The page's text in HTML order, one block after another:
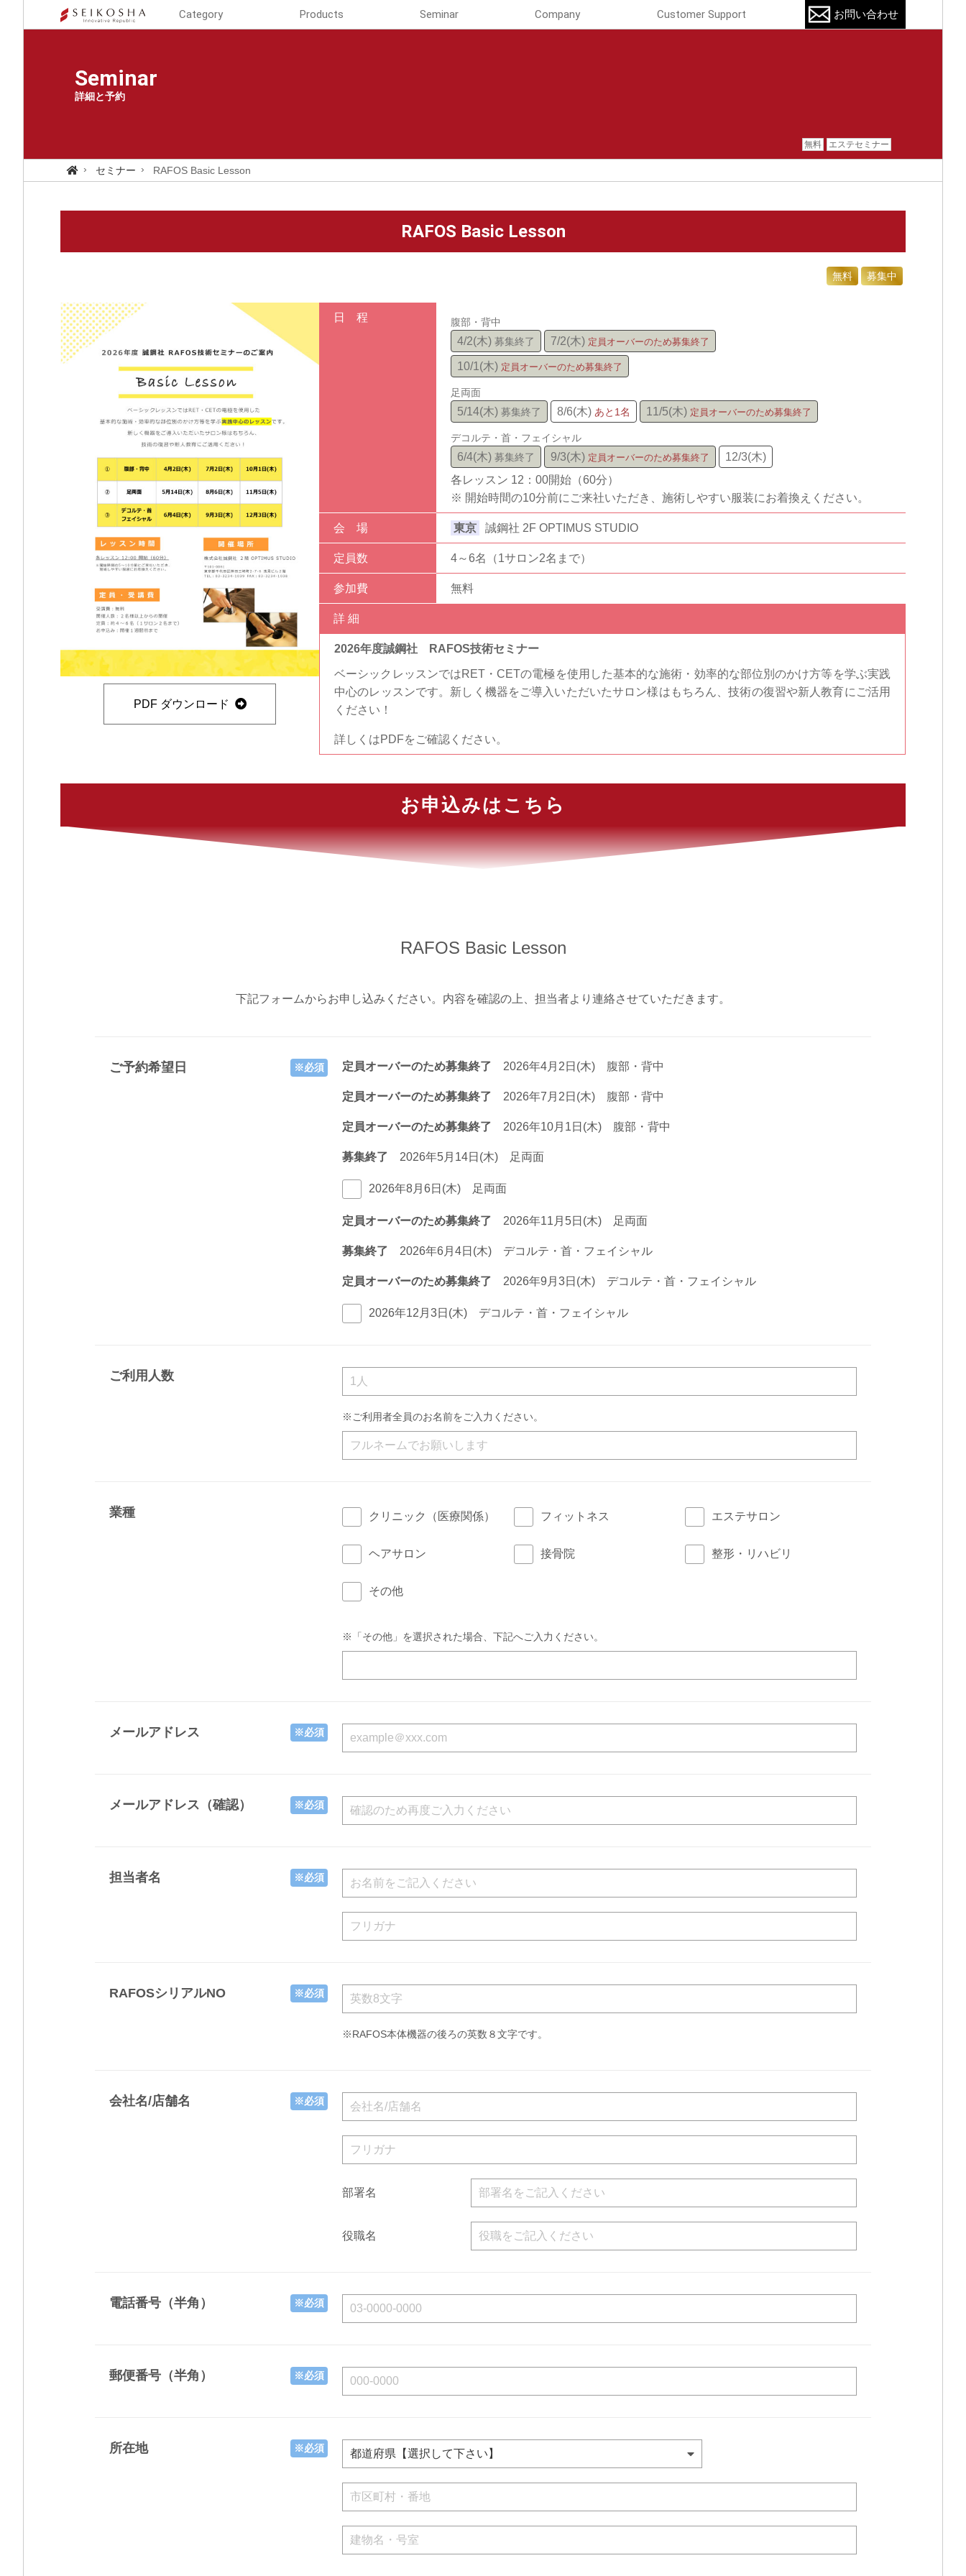
Category Products Seminar Company Customer Support お問い合わせ
Seminar
詳細と予約
無料 エステセミナー
セミナー RAFOS Basic Lesson
RAFOS Basic Lesson
無料 募集中
PDF ダウンロード
日 程
4/2(木)
7/2(木)
10/1(木)
5/14(木) 8/6(木) 11/5(木)
6/4(木) 9/3(木)
12/3(木)
各レッスン 12：00開始（60分）
※ 開始時間の10分前にご来社いただき、施術しやすい服装にお着換えください。
会 場 東京 誠鋼社 2F OPTIMUS STUDIO
定員数 4～6名（1サロン2名まで）
参加費 無料
詳 細
2026年度誠鋼社 RAFOS技術セミナー
ベーシックレッスンではRET・CETの電極を使用した基本的な施術・効率的な部位別のかけ方等を学ぶ実践
中心のレッスンです。新しく機器をご導入いただいたサロン様はもちろん、技術の復習や新人教育にご活用
ください！
詳しくはPDFをご確認ください。
お申込みはこちら
RAFOS Basic Lesson
下記フォームからお申し込みください。内容を確認の上、担当者より連絡させていただきます。
ご予約希望日 ※必須 定員オーバーのため募集終了 2026年4月2日(木) 腹部・背中
定員オーバーのため募集終了 2026年7月2日(木) 腹部・背中
定員オーバーのため募集終了 2026年10月1日(木) 腹部・背中
募集終了 2026年5月14日(木) 足両面
2026年8月6日(木) 足両面
定員オーバーのため募集終了 2026年11月5日(木) 足両面
募集終了 2026年6月4日(木) デコルテ・首・フェイシャル
定員オーバーのため募集終了 2026年9月3日(木) デコルテ・首・フェイシャル
2026年12月3日(木) デコルテ・首・フェイシャル
ご利用人数
※ご利用者全員のお名前をご入力ください。
業種 クリニック（医療関係） フィットネス エステサロン
ヘアサロン 接骨院 整形・リハビリ
その他
※「その他」を選択された場合、下記へご入力ください。
メールアドレス ※必須
メールアドレス（確認） ※必須
担当者名 ※必須
RAFOSシリアルNO ※必須
※RAFOS本体機器の後ろの英数８文字です。
会社名/店舗名 ※必須
部署名
役職名
電話番号（半角） ※必須
郵便番号（半角） ※必須
所在地 ※必須